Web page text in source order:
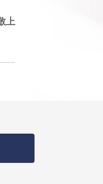
上